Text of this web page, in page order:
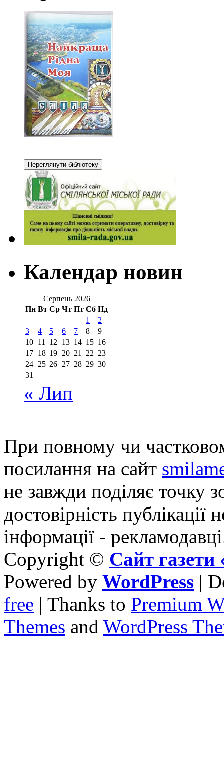
Календар новин
Серпень 2026
Пн Вт Ср Чт Пт Сб Нд
1
2
3
4 5 6 7 8
9
10 11 12 13 14 15 16
17 18 19 20 21 22 23
24 25 26 27 28 29 30
31
« Лип
При повному чи
посилання на сайт
не завжди поділяє точку
достовірність публікації
інформації -
Copyright © Сайт
Powered by WordPress |
free | Thanks to Premium
Themes and WordPress